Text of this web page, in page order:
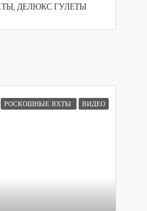
ДЕЛЮКС ГУЛЕТЫ
РОСКОШНЫЕ ЯХТЫ ВИДЕО